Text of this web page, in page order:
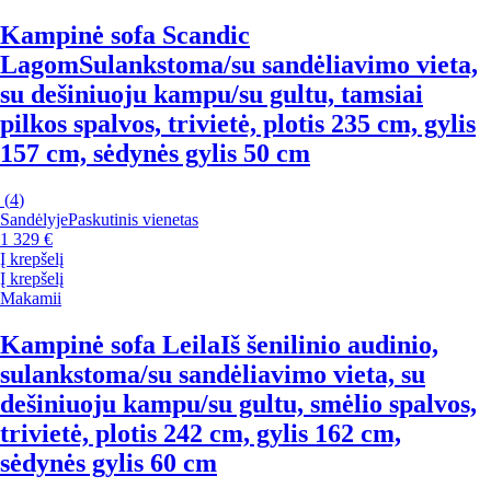
Kampinė sofa Scandic
LagomSulankstoma/su sandėliavimo vieta,
su dešiniuoju kampu/su gultu, tamsiai
pilkos spalvos, trivietė, plotis 235 cm, gylis
157 cm, sėdynės gylis 50 cm
(4)
SandėlyjePaskutinis vienetas
1 329 €
Į krepšelį
Į krepšelį
Makamii
Kampinė sofa LeilaIš šenilinio audinio,
sulankstoma/su sandėliavimo vieta, su
dešiniuoju kampu/su gultu, smėlio spalvos,
trivietė, plotis 242 cm, gylis 162 cm,
sėdynės gylis 60 cm